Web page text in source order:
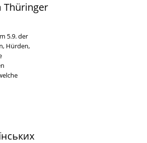
Thüringer
5.9. der
Hürden,